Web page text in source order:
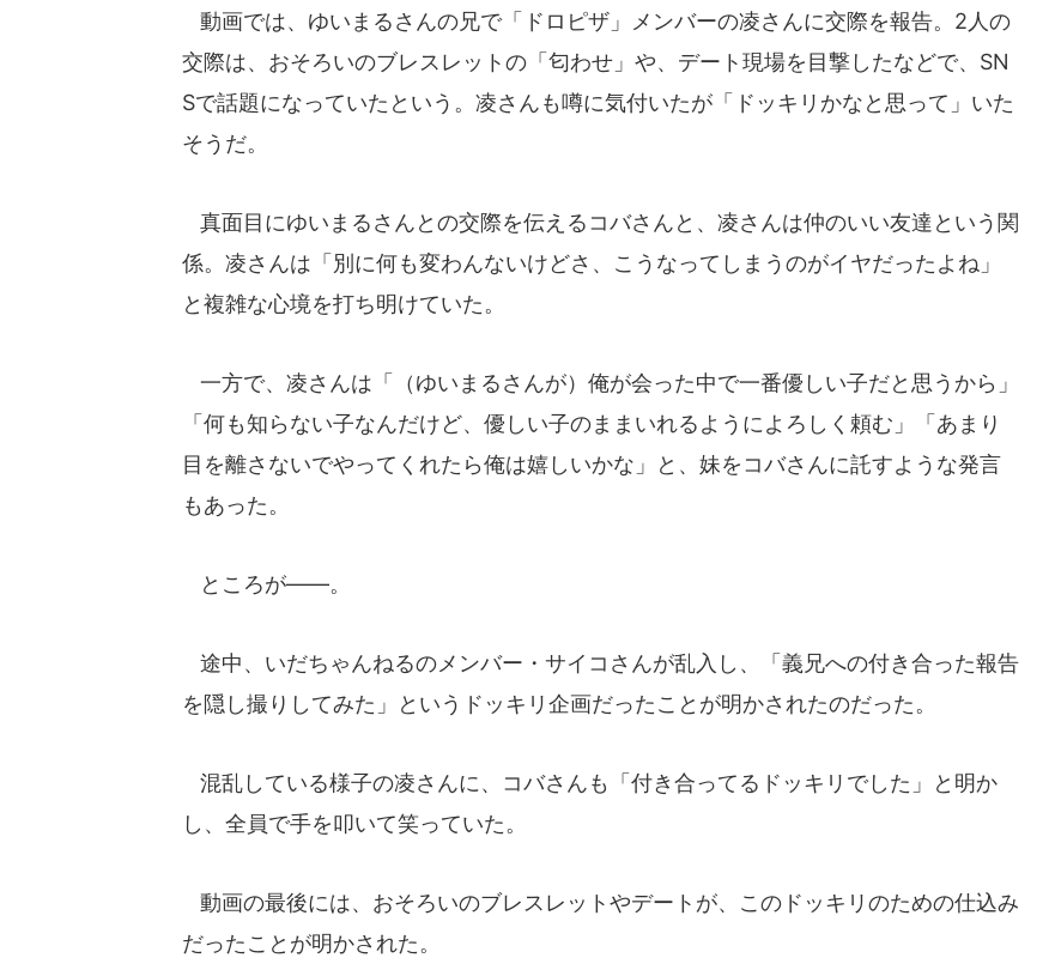
動画では、ゆいまるさんの兄で「ドロピザ」メンバーの凌さんに交際を報告。2人の
交際は、おそろいのブレスレットの「匂わせ」や、デート現場を目撃したなどで、SN
Sで話題になっていたという。凌さんも噂に気付いたが「ドッキリかなと思って」いた
そうだ。
真面目にゆいまるさんとの交際を伝えるコバさんと、凌さんは仲のいい友達という関
係。凌さんは「別に何も変わんないけどさ、こうなってしまうのがイヤだったよね」
と複雑な心境を打ち明けていた。
一方で、凌さんは「（ゆいまるさんが）俺が会った中で一番優しい子だと思うから」
「何も知らない子なんだけど、優しい子のままいれるようによろしく頼む」「あまり
目を離さないでやってくれたら俺は嬉しいかな」と、妹をコバさんに託すような発言
もあった。
ところが――。
途中、いだちゃんねるのメンバー・サイコさんが乱入し、「義兄への付き合った報告
を隠し撮りしてみた」というドッキリ企画だったことが明かされたのだった。
混乱している様子の凌さんに、コバさんも「付き合ってるドッキリでした」と明か
し、全員で手を叩いて笑っていた。
動画の最後には、おそろいのブレスレットやデートが、このドッキリのための仕込み
だったことが明かされた。